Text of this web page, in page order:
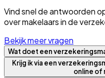
Vind snel de antwoorden
over makelaars in de
Bekijk meer vragen
Wat doet een
Krijg ik via een
online of